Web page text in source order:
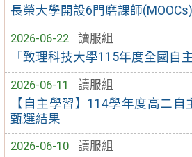
長榮大學開設6門磨課師
2026-06-22
讀服組
「致理科技大學115年度全國自
2026-06-11
讀服組
【自主學習】114學年度高二
甄選結果
2026-06-10
讀服組